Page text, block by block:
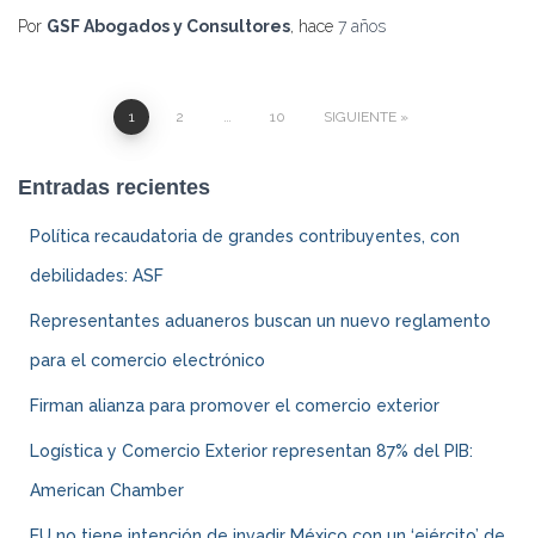
Por GSF Abogados y Consultores, hace 7 años
Navegación
de
1 2 10 SIGUIENTE
Entradas recientes
Política recaudatoria de grandes contribuyentes, con
debilidades: ASF
Representantes aduaneros buscan un nuevo reglamento
para el comercio electrónico
Firman alianza para promover el comercio exterior
Logística y Comercio Exterior representan 87% del PIB:
American Chamber